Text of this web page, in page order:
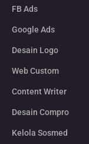
FB Ads
Google Ads
Desain Logo
Web Custom
Content Writer
Desain Compro
Kelola Sosmed